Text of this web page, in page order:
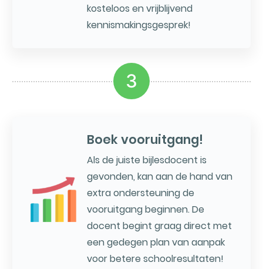
kosteloos en vrijblijvend
kennismakingsgesprek!
3
Boek vooruitgang!
Als de juiste bijlesdocent is
gevonden, kan aan de hand van
extra ondersteuning de
vooruitgang beginnen. De
docent begint graag direct met
een gedegen plan van aanpak
voor betere schoolresultaten!